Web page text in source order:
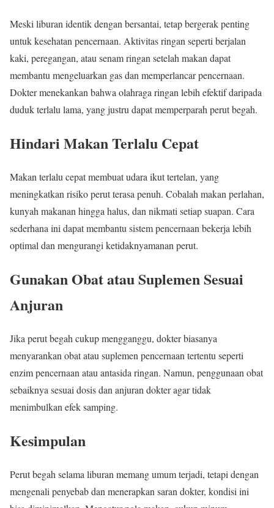
Meski liburan identik dengan bersantai, tetap bergerak penting
untuk kesehatan pencernaan. Aktivitas ringan seperti berjalan
kaki, peregangan, atau senam ringan setelah makan dapat
membantu mengeluarkan gas dan memperlancar pencernaan.
Dokter menekankan bahwa olahraga ringan lebih efektif daripada
duduk terlalu lama, yang justru dapat memperparah perut begah.
Hindari Makan Terlalu Cepat
Makan terlalu cepat membuat udara ikut tertelan, yang
meningkatkan risiko perut terasa penuh. Cobalah makan perlahan,
kunyah makanan hingga halus, dan nikmati setiap suapan. Cara
sederhana ini dapat membantu sistem pencernaan bekerja lebih
optimal dan mengurangi ketidaknyamanan perut.
Gunakan Obat atau Suplemen Sesuai
Anjuran
Jika perut begah cukup mengganggu, dokter biasanya
menyarankan obat atau suplemen pencernaan tertentu seperti
enzim pencernaan atau antasida ringan. Namun, penggunaan obat
sebaiknya sesuai dosis dan anjuran dokter agar tidak
menimbulkan efek samping.
Kesimpulan
Perut begah selama liburan memang umum terjadi, tetapi dengan
mengenali penyebab dan menerapkan saran dokter, kondisi ini